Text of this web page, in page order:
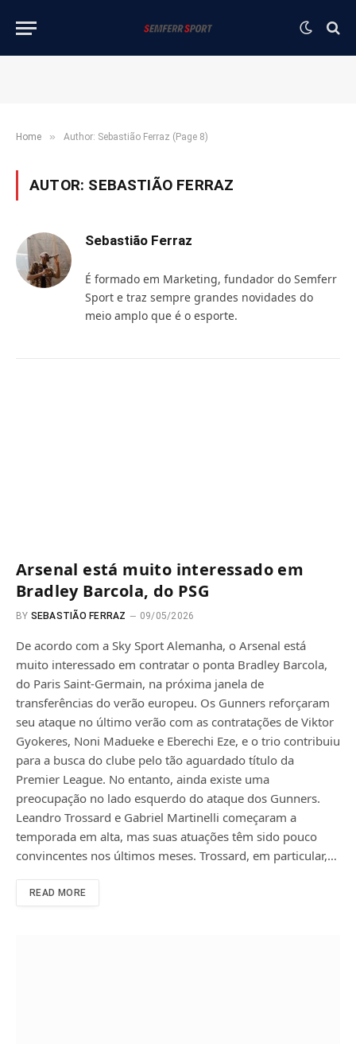
Home » Author: Sebastião Ferraz (Page 8)
AUTOR: SEBASTIÃO FERRAZ
Sebastião Ferraz
É formado em Marketing, fundador do Semferr
Sport e traz sempre grandes novidades do
meio amplo que é o esporte.
Arsenal está muito interessado em
Bradley Barcola, do PSG
BY SEBASTIÃO FERRAZ 09/05/2026
De acordo com a Sky Sport Alemanha, o Arsenal está
muito interessado em contratar o ponta Bradley Barcola,
do Paris Saint-Germain, na próxima janela de
transferências do verão europeu. Os Gunners reforçaram
seu ataque no último verão com as contratações de Viktor
Gyokeres, Noni Madueke e Eberechi Eze, e o trio contribuiu
para a busca do clube pelo tão aguardado título da
Premier League. No entanto, ainda existe uma
preocupação no lado esquerdo do ataque dos Gunners.
Leandro Trossard e Gabriel Martinelli começaram a
temporada em alta, mas suas atuações têm sido pouco
convincentes nos últimos meses. Trossard, em particular,…
READ MORE